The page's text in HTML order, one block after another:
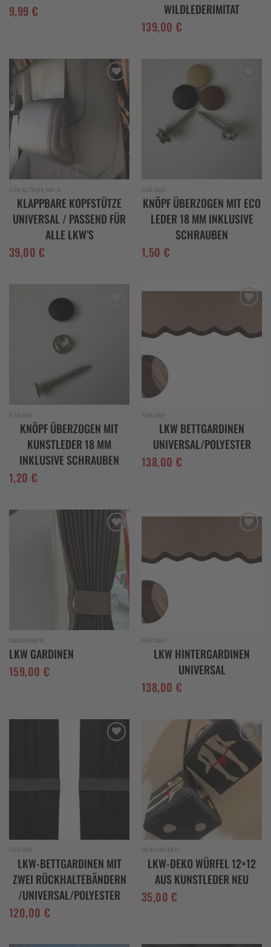
9,99 €
WILDLEDERIMITAT
139,00 €
wishlist
FÜR ACTROS MP-4
KLAPPBARE KOPFSTÜTZE
UNIVERSAL / PASSEND FÜR
ALLE LKW’S
39,00€
FÜR DAF
KNÖPF ÜBERZOGEN MIT ECO
LEDER 18 MM INKLUSIVE
SCHRAUBEN
1,50 €
FÜR DAF
KNÖPF ÜBERZOGEN MIT
KUNSTLEDER 18 MM
INKLUSIVE SCHRAUBEN
1,20 €
FÜR DAF
LKW BETTGARDINEN
UNIVERSAL/POLYESTER
138,00 €
wishlist
GARDINNEN
LKW GARDINEN
159,00 €
FÜR DAF
LKW HINTERGARDINEN
UNIVERSAL
138,00 €
FÜR DAF
LKW-BETTGARDINEN MIT
ZWEI RÜCKHALTEBÄNDERN
/UNIVERSAL/POLYESTER
120,00 €
wishlist
DEKOWÜRFEL
LKW-DEKO WÜRFEL 12×12
AUS KUNSTLEDER NEU
35,00€